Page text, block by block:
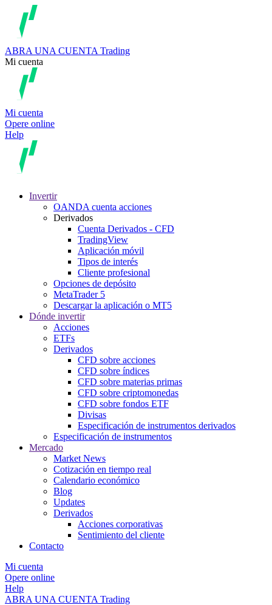
ABRA UNA CUENTA Trading
Mi cuenta
Mi cuenta
Opere online
Help
Invertir
OANDA cuenta acciones
Derivados
Cuenta Derivados - CFD
TradingView
Aplicación móvil
Tipos de interés
Cliente profesional
Opciones de depósito
MetaTrader 5
Descargar la aplicación o MT5
Dónde invertir
Acciones
ETFs
Derivados
CFD sobre acciones
CFD sobre índices
CFD sobre materias primas
CFD sobre criptomonedas
CFD sobre fondos ETF
Divisas
Especificación de instrumentos derivados
Especificación de instrumentos
Mercado
Market News
Cotización en tiempo real
Calendario económico
Blog
Updates
Derivados
Acciones corporativas
Sentimiento del cliente
Contacto
Mi cuenta
Opere online
Help
ABRA UNA CUENTA Trading